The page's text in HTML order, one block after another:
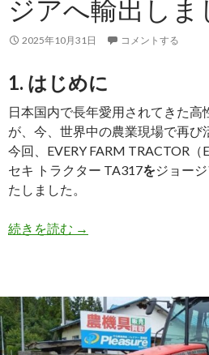
ビ
ー
へ
輸
出
し
ま
し
た
ジアへ輸出しま
2025年10月31日 コメントする
1. はじめに
日本国内で長年愛用されてきた高
が、今、世界中の農業現場で再び
今回、EVERY FARM TRACTOR（
セキ トラクター TA317をジョー
たしました。
続きを読む 【買
イ
セ
キ
→